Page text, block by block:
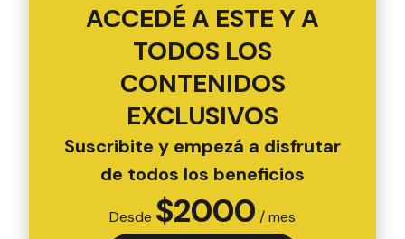
ACCEDÉ A ESTE Y A
TODOS LOS
CONTENIDOS
EXCLUSIVOS
Suscribite y empezá a disfrutar
de todos los beneficios
Desde $2000 / mes